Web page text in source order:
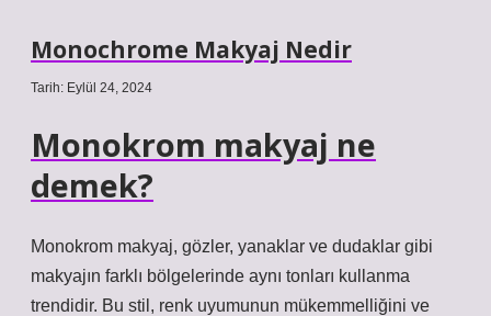
Monochrome Makyaj Nedir
Tarih: Eylül 24, 2024
Monokrom makyaj ne
demek?
Monokrom makyaj, gözler, yanaklar ve dudaklar gibi
makyajın farklı bölgelerinde aynı tonları kullanma
trendidir. Bu stil, renk uyumunun mükemmelliğini ve